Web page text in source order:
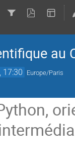
au
17:30 Europe/Paris